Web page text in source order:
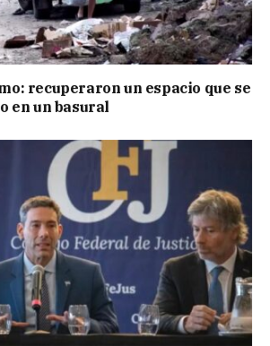
recuperaron un espacio que se
en un basural